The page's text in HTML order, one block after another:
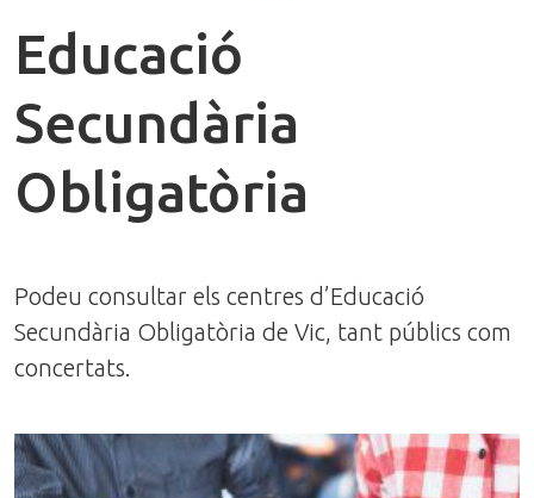
Educació
Secundària
Obligatòria
Podeu consultar els centres d’Educació
Secundària Obligatòria de Vic, tant públics com
concertats.